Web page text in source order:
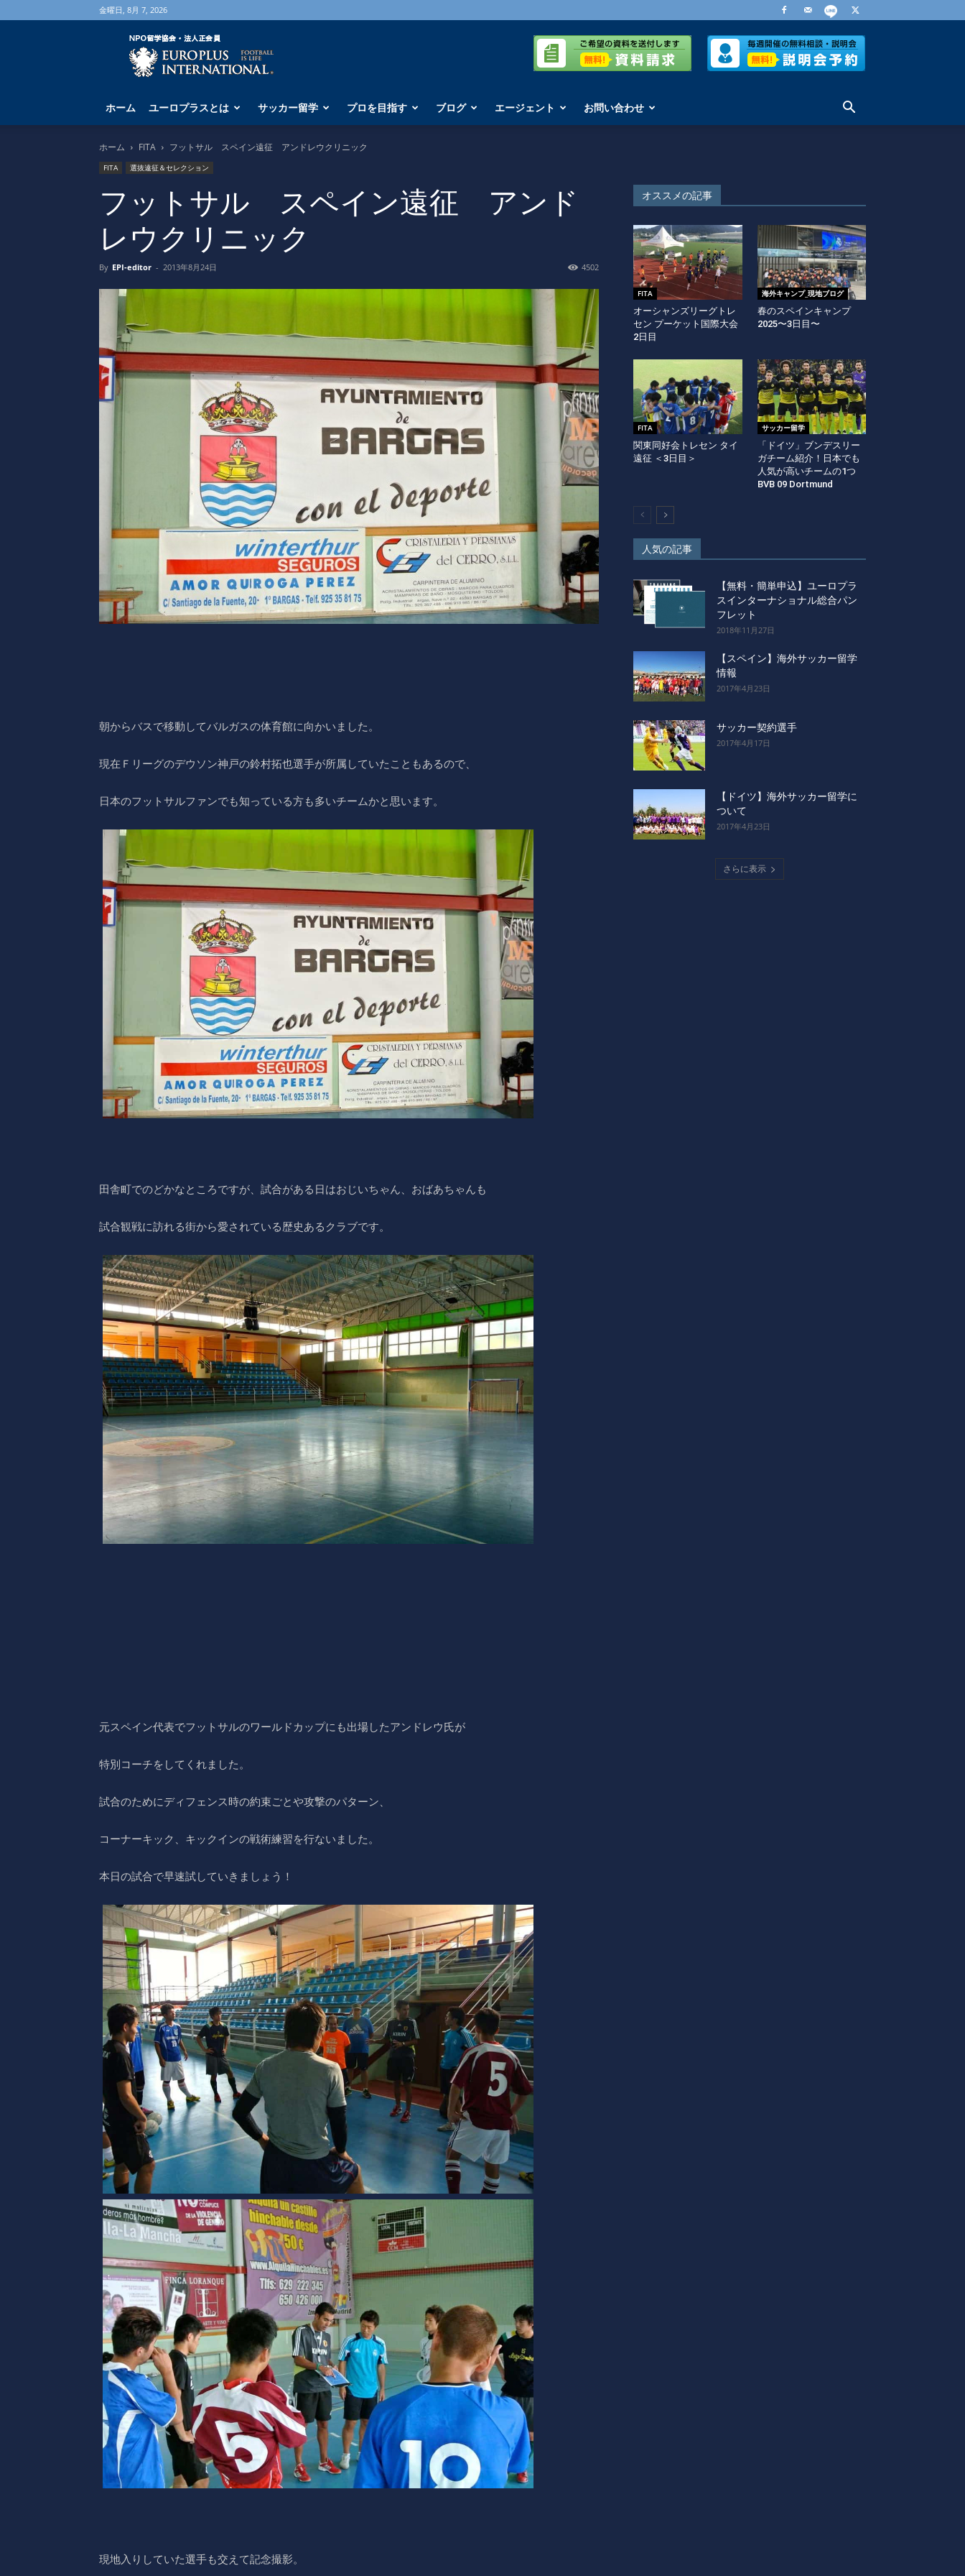
金曜日, 8月 7, 2026
海
外
サ
ー
学
な
ら
ユ
ー
ロ
プ
ラ
ス
ホーム ユーロプラスとは サッカー留学 プロを目指す ブログ エージェント お問い合わせ
ホーム FITA フットサル スペイン遠征 アンドレウクリニック
FITA 選抜遠征＆セレクション
フットサル スペイン遠征 アンド
レウクリニック
By EPI-editor - 2013年8月24日 4502
朝からバスで移動してバルガスの体育館に向かいました。
現在Ｆリーグのデウソン神戸の鈴村拓也選手が所属していたこともあるので、
日本のフットサルファンでも知っている方も多いチームかと思います。
田舎町でのどかなところですが、試合がある日はおじいちゃん、おばあちゃんも
試合観戦に訪れる街から愛されている歴史あるクラブです。
元スペイン代表でフットサルのワールドカップにも出場したアンドレウ氏が
特別コーチをしてくれました。
試合のためにディフェンス時の約束ごとや攻撃のパターン、
コーナーキック、キックインの戦術練習を行ないました。
本日の試合で早速試していきましょう！
現地入りしていた選手も交えて記念撮影。
オススメの記事
FITA
オーシャンズリーグトレ
セン プーケット国際大会
2日目
海外キャンプ_現地ブログ
春のスペインキャンプ
2025〜3日目〜
FITA
関東同好会トレセン タイ
遠征 ＜3日目＞
サッカー留学
「ドイツ」ブンデスリー
ガチーム紹介！日本でも
人気が高いチームの1つ
BVB 09 Dortmund
人気の記事
【無料・簡単申込】ユーロプラ
スインターナショナル総合パン
フレット
2018年11月27日
【スペイン】海外サッカー留学
情報
2017年4月23日
サッカー契約選手
2017年4月17日
【ドイツ】海外サッカー留学に
ついて
2017年4月23日
さらに表示